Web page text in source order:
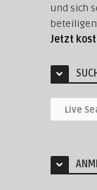
und sich
Jetzt